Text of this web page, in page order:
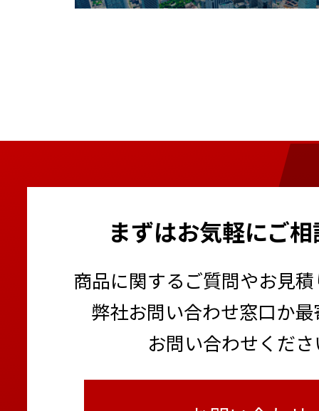
まずはお気軽にご
商品に関するご質問やお見
弊社お問い合わせ窓口か
お問い合わせくだ